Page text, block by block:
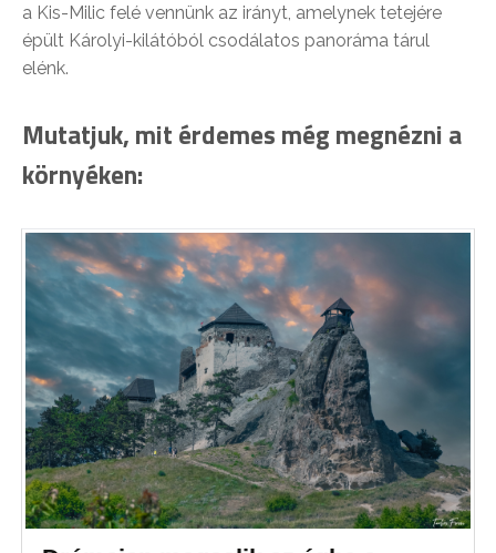
a Kis-Milic felé vennünk az irányt, amelynek tetejére
épült Károlyi-kilátóból csodálatos panoráma tárul
elénk.
Mutatjuk, mit érdemes még megnézni a
környéken: